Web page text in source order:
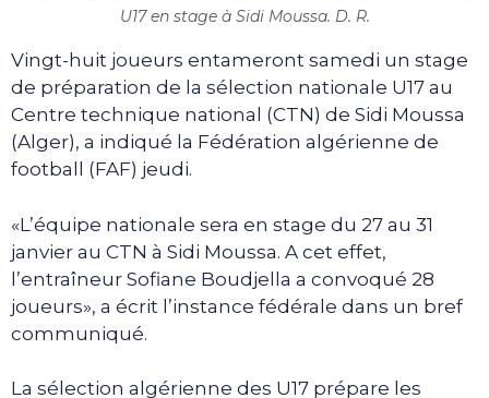
U17 en stage à Sidi Moussa. D. R.
Vingt-huit joueurs entameront samedi un stage
de préparation de la sélection nationale U17 au
Centre technique national (CTN) de Sidi Moussa
(Alger), a indiqué la Fédération algérienne de
football (FAF) jeudi.
«L’équipe nationale sera en stage du 27 au 31
janvier au CTN à Sidi Moussa. A cet effet,
l’entraîneur Sofiane Boudjella a convoqué 28
joueurs», a écrit l’instance fédérale dans un bref
communiqué.
La sélection algérienne des U17 prépare les